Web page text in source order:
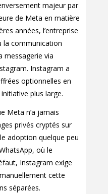
majeur par
de Meta en matière
années, l’entreprise
la communication
messagerie via
Instagram a
optionnelles en
plus large.
Meta n’a jamais
privés cryptés sur
adoption quelque peu
où le
Instagram exige
cette
séparées.